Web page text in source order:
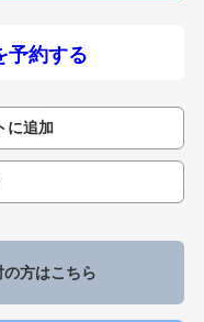
予約する
に追加
方はこちら